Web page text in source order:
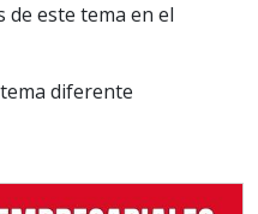
de este tema en el
diferente